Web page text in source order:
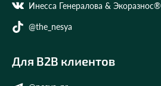
Инесса Генералова & Экоразнос®
@the_nesya
Для B2B клиентов